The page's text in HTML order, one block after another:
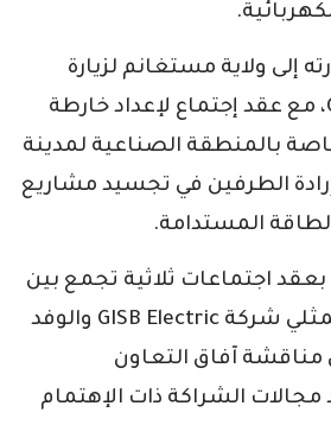
إلى ولاية مستغانم لزيارة
مصنع GISB Electric، مع عقد إجتماع لإعداد خارطة
بالمنطقة الصناعية لمدينة
الطرفين في تجسيد مشاريع
المستدامة.
بعقد اجتماعات ثلاثية تجمع بين
سونلغازالدولية وممثلي شركة GISB Electric والوفد
مناقشة آفاق التعاون
الشراكة ذات الإهتمام